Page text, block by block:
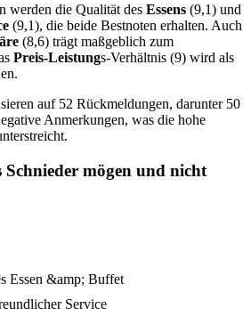
werden die Qualität des Essens (9,1) und
(9,1), die beide Bestnoten erhalten. Auch
(8,6) trägt maßgeblich zum
Preis-Leistungs-Verhältnis (9) wird als
auf 52 Rückmeldungen, darunter 50
Anmerkungen, was die hohe
Schnieder mögen und nicht
Essen &amp; Buffet
Service